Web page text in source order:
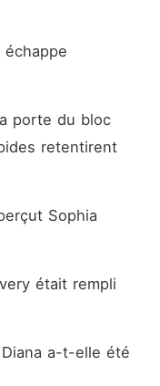
porte du bloc
retentirent
Sophia
était rempli
a-t-elle été